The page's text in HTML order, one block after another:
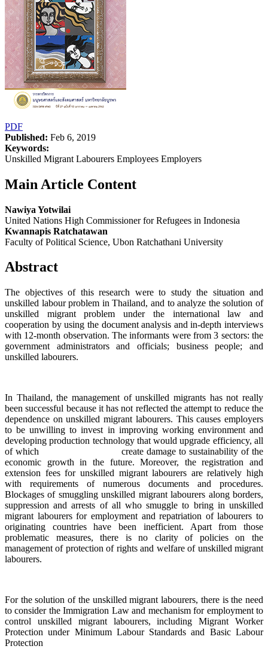
PDF
Published: Feb 6, 2019
Keywords:
Unskilled Migrant Labourers Employees Employers
Main Article Content
Nawiya Yotwilai
United Nations High Commissioner for Refugees in Indonesia
Kwannapis Ratchatawan
Faculty of Political Science, Ubon Ratchathani University
Abstract
The objectives of this research were to study the situation and
unskilled labour problem in Thailand, and to analyze the solution of
unskilled migrant problem under the international law and
cooperation by using the document analysis and in-depth interviews
with 12-month observation. The informants were from 3 sectors: the
government administrators and officials; business people; and
unskilled labourers.
In Thailand, the management of unskilled migrants has not really
been successful because it has not reflected the attempt to reduce the
dependence on unskilled migrant labourers. This causes employers
to be unwilling to invest in improving working environment and
developing production technology that would upgrade efficiency, all
of which create damage to sustainability of the
economic growth in the future. Moreover, the registration and
extension fees for unskilled migrant labourers are relatively high
with requirements of numerous documents and procedures.
Blockages of smuggling unskilled migrant labourers along borders,
suppression and arrests of all who smuggle to bring in unskilled
migrant labourers for employment and repatriation of labourers to
originating countries have been inefficient. Apart from those
problematic measures, there is no clarity of policies on the
management of protection of rights and welfare of unskilled migrant
labourers.
For the solution of the unskilled migrant labourers, there is the need
to consider the Immigration Law and mechanism for employment to
control unskilled migrant labourers, including Migrant Worker
Protection under Minimum Labour Standards and Basic Labour
Protection